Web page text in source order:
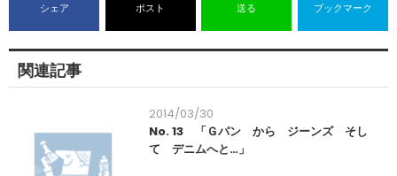
シェア ポスト 送る ブックマーク
関連記事
2014/03/30
No. 13 「Ｇパン から ジーンズ そし
て デニムへと…」